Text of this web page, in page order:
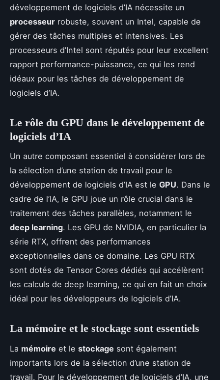
développement de logiciels d’IA nécessite un
processeur robuste, souvent un Intel, capable de
gérer des tâches multiples et intensives. Les
processeurs d’Intel sont réputés pour leur excellent
rapport performance-puissance, ce qui les rend
idéaux pour les tâches de développement de
logiciels d’IA.
Le rôle du GPU dans le développement de
logiciels d’IA
Un autre composant essentiel à considérer lors de
la sélection d’une station de travail pour le
développement de logiciels d’IA est le GPU. Dans le
cadre de l’IA, le GPU joue un rôle crucial dans le
traitement des tâches parallèles, notamment le
deep learning. Les GPU de NVIDIA, en particulier la
série RTX, offrent des performances
exceptionnelles dans ce domaine. Les GPU RTX
sont dotés de Tensor Cores dédiés qui accélèrent
les calculs de deep learning, ce qui en fait un choix
idéal pour les développeurs de logiciels d’IA.
La mémoire et le stockage sont essentiels
La mémoire et le stockage sont également
importants lors de la sélection d’une station de
travail. Pour le développement de logiciels d’IA, une